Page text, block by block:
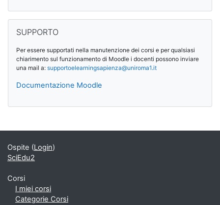
SUPPORTO
Per essere supportati nella manutenzione dei corsi e per qualsiasi
chiarimento sul funzionamento di Moodle i docenti possono inviare
una mail a: supportoelearningsapienza@uniroma1.it
Documentazione Moodle
Blocchi supplementari
Ospite (Login)
SciEdu2
Corsi
I miei corsi
Categorie Corsi